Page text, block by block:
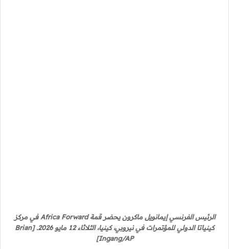
الرئيس الفرنسي إيمانويل ماكرون يحضر قمة Africa Forward في مركز
كينياتا الدولي للمؤتمرات في نيروبي، كينيا، الثلاثاء 12 مايو 2026. [Brian
Ingang/AP]